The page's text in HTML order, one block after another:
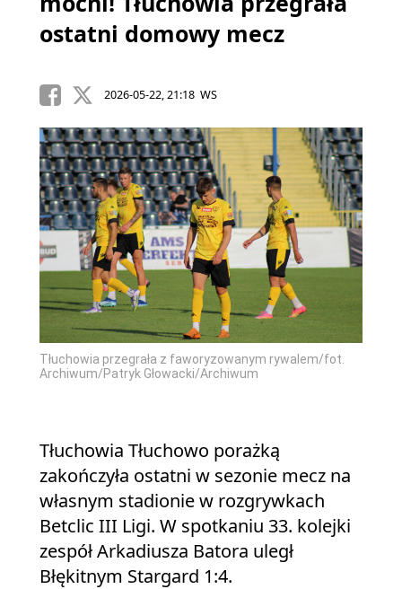
ostatni domowy mecz
2026-05-22, 21:18 WS
Tłuchowia przegrała z faworyzowanym rywalem/fot.
Archiwum/Patryk Głowacki/Archiwum
Tłuchowia Tłuchowo porażką
zakończyła ostatni w sezonie mecz na
własnym stadionie w rozgrywkach
Betclic III Ligi. W spotkaniu 33. kolejki
zespół Arkadiusza Batora uległ
Błękitnym Stargard 1:4.